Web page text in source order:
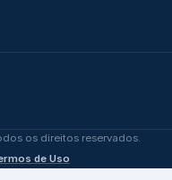
os direitos reservados.
de Uso